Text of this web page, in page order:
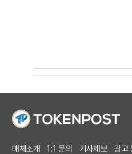
매체소개 1:1 문의 기사제보 광고